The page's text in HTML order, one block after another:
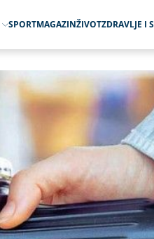
SPORTMAGAZINŽIVOTZDRAVLJE I